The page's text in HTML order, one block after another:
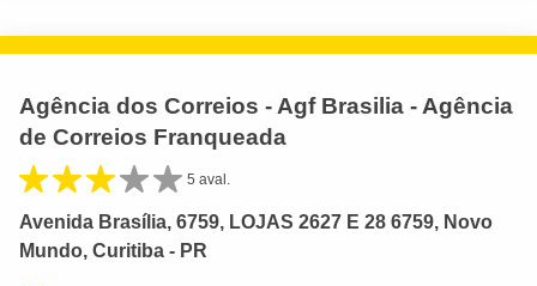
Agência dos Correios - Agf Brasilia - Agência
de Correios Franqueada
5 aval.
Avenida Brasília, 6759, LOJAS 2627 E 28 6759, Novo
Mundo, Curitiba - PR